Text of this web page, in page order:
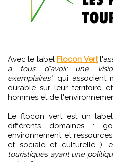
Avec le label Flocon Vert
à tous d'avoir une
exemplaires", qui associent
durable sur leur territoire
hommes et de
Le flocon vert est un label
différents domaines :
environnement et
et sociale et culturelle...),
touristiques ayant une